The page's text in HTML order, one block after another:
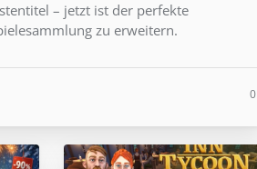
– jetzt ist der perfekte
zu erweitern.
0